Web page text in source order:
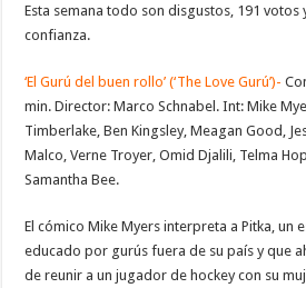
Esta semana todo son disgustos, 191 votos
confianza.
‘El Gurú del buen rollo’ (‘The Love Gurú’)-
min. Director: Marco Schnabel. Int: Mike
Timberlake, Ben Kingsley, Meagan Good,
Malco, Verne Troyer, Omid Djalili, Telma
Samantha Bee.
El cómico Mike Myers interpreta a Pitka, un
educado por gurús fuera de su país y que
de reunir a un jugador de hockey con su